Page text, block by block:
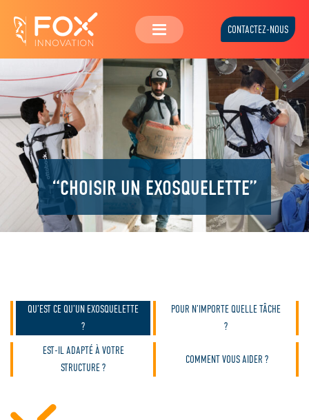
CONTACTEZ-NOUS
“CHOISIR UN EXOSQUELETTE”
QU’EST CE QU’UN EXOSQUELETTE
?
POUR N’IMPORTE QUELLE TÂCHE
?
EST-IL ADAPTÉ À VOTRE
STRUCTURE ?
COMMENT VOUS AIDER ?